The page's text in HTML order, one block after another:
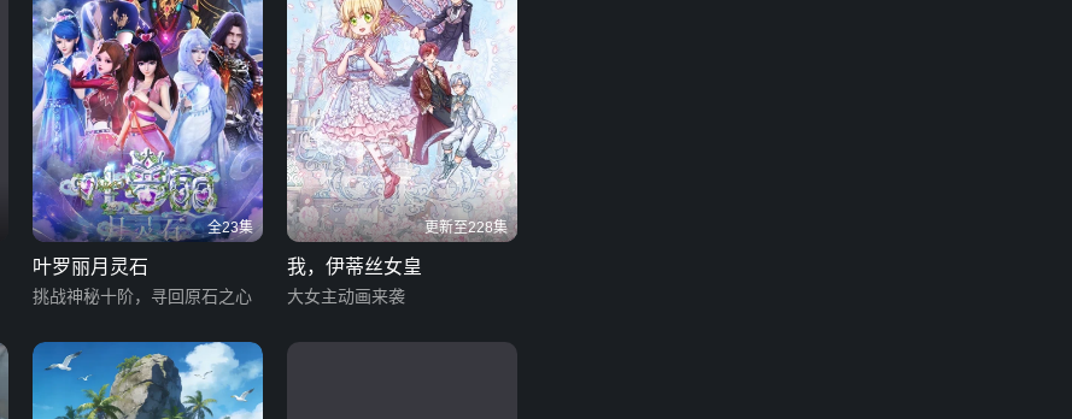
全23集
叶罗丽月灵石
挑战神秘十阶，寻回原石之心
更新至228集
我，伊蒂丝女皇
大女主动画来袭